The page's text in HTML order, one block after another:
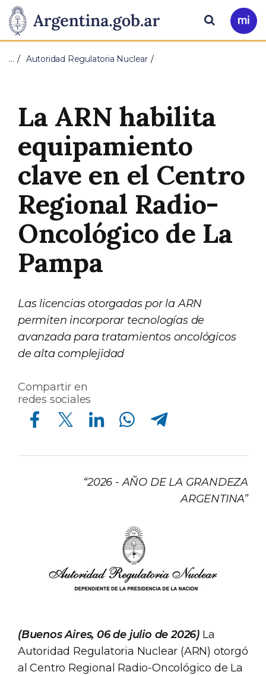
Presidencia
de
Nación
Pasar al contenido principal
Ir
a
Buscar
… Autoridad Regulatoria Nuclear
La ARN habilita
equipamiento
clave en el Centro
Regional Radio-
Oncológico de La
Pampa
Las licencias otorgadas por la ARN
permiten incorporar tecnologías de
avanzada para tratamientos oncológicos
de alta complejidad
Compartir en
redes sociales
Compartir en Facebook Compartir en Twitter Compartir en Linkedin Compartir en Whatsapp Compartir en Telegram
“2026 - AÑO DE LA GRANDEZA
ARGENTINA”
(Buenos Aires, 06 de julio de 2026) La
Autoridad Regulatoria Nuclear (ARN) otorgó
al Centro Regional Radio-Oncológico de La